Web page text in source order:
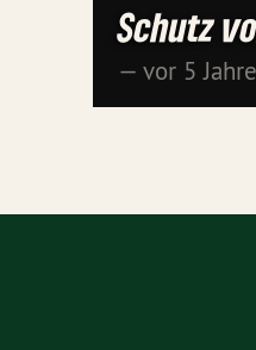
Schutz
— vor 5